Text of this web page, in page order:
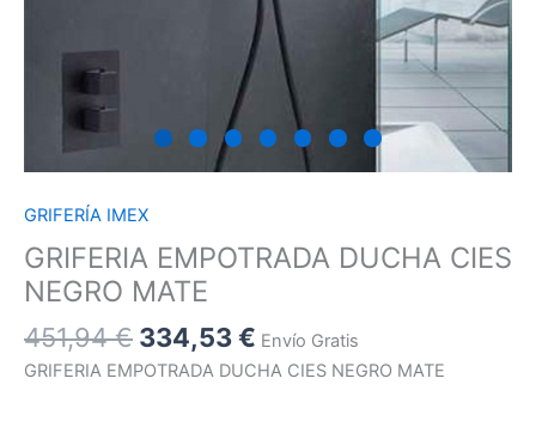
GRIFERÍA IMEX
GRIFERIA EMPOTRADA DUCHA CIES
NEGRO MATE
451,94€ 334,53€ Envío Gratis
GRIFERIA EMPOTRADA DUCHA CIES NEGRO MATE